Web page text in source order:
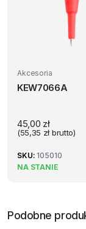
Akcesoria
KEW7066A
45,00 zł
(55,35 złbrutto)
SKU: 105010
NA STANIE
Podobne